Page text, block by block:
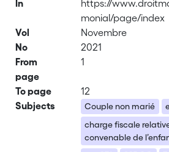
In
https://
monial/page/index
Vol
Novembre
No
2021
From
page
1
To page
12
Subjects
Couple non marié
charge fiscale
convenable de